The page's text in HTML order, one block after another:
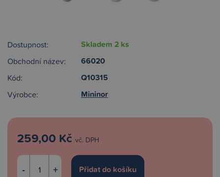
Dostupnost: Skladem 2 ks
Obchodní název: 66020
Kód: Q10315
Výrobce: Mininor
259,00 Kč vč. DPH
- +